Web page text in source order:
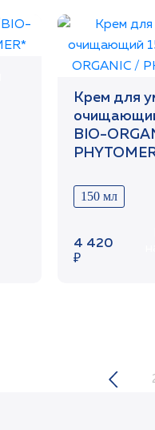
Крем для
BIO-
150 мл
4 420
₽